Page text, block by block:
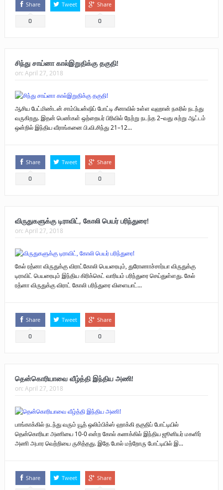
Share
0
Tweet Share
0
சிந்து சாய்னா கால்இறுதிக்கு தகுதி!
on: April 27, 2018
ஆசிய பேட்மிண்டன் சாம்பியன்ஷிப் போட்டி சீனாவில் உள்ள வுஹான் நகரில் நடந்து
வருகிறது. இதன் பெண்கள் ஒற்றையர் பிரிவில் நேற்று நடந்த 2–வது சுற்று ஆட்டம்
ஒன்றில் இந்திய வீராங்கனை பி.வி.சிந்து 21–12...
Share
0
Tweet Share
0
விருதுகளுக்கு டிராவிட், கோலி பெயர் பரிந்துரை!
on: April 27, 2018
கேல் ரத்னா விருதுக்கு விராட்கோலி பெயரையும், துரோணாச்சார்யா விருதுக்கு
டிராவிட் பெயரையும் இந்திய கிரிக்கெட் வாரியம் பரிந்துரை செய்துள்ளது. கேல்
ரத்னா விருதுக்கு விராட் கோலி பரிந்துரை விளையாட்...
Share
0
Tweet Share
0
தென்கொரியாவை வீழ்த்தி இந்திய அணி!
on: April 27, 2018
பாங்காக்கில் நடந்து வரும் யூத் ஒலிம்பிக்ஸ் ஹாக்கி தகுதிப் போட்டியில்
தென்கொரியா அணியை 10-0 என்ற கோல் கணக்கில் இந்திய ஜூனியர் மகளிர்
அணி அபார வெற்றியை ருசித்தது. இதே போல் மற்றோரு போட்டியில் இ...
Share Tweet Share